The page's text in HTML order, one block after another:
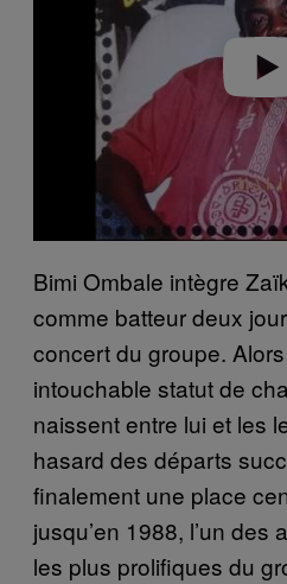
Bimi Ombale intègre
comme batteur deux
concert du groupe.
intouchable statut de
naissent entre lui et les
hasard des départs
finalement une place
jusqu’en 1988, l’un des
les plus prolifiques du